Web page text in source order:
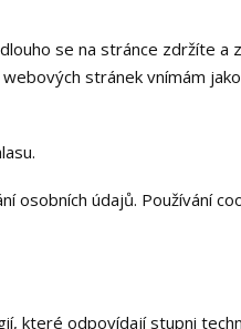
se na stránce zdržíte a
stránek vnímám
údajů. Používání
které odpovídají stupni